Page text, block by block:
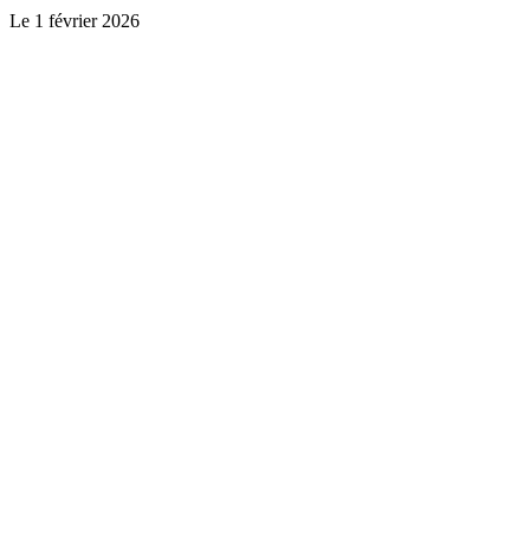
Le 1 février 2026